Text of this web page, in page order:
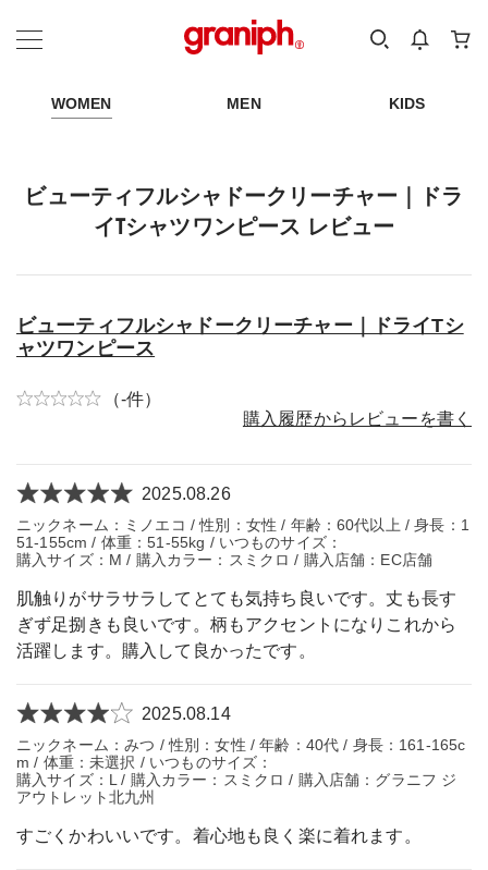
カテゴリーから探す
WOMEN MEN KIDS
ビューティフルシャドークリーチャー｜ドラ
イTシャツワンピース レビュー
ビューティフルシャドークリーチャー｜ドライTシ
ャツワンピース
（-件）
購入履歴からレビューを書く
2025.08.26
ニックネーム：ミノエコ / 性別：女性 / 年齢：60代以上 / 身長：1
51-155cm / 体重：51-55kg / いつものサイズ：
購入サイズ：M / 購入カラー：スミクロ / 購入店舗：EC店舗
肌触りがサラサラしてとても気持ち良いです。丈も長す
ぎず足捌きも良いです。柄もアクセントになりこれから
活躍します。購入して良かったです。
2025.08.14
ニックネーム：みつ / 性別：女性 / 年齢：40代 / 身長：161-165c
m / 体重：未選択 / いつものサイズ：
購入サイズ：L / 購入カラー：スミクロ / 購入店舗：グラニフ ジ
アウトレット北九州
すごくかわいいです。着心地も良く楽に着れます。